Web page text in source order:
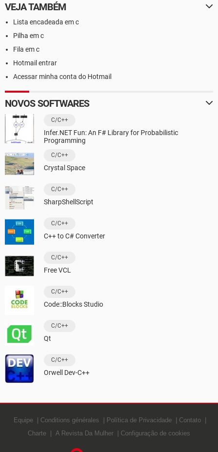
VEJA TAMBÉM
Lista encadeada em c
Pilha em c
Fila em c
Hotmail entrar
Acessar minha conta do Hotmail
NOVOS SOFTWARES
C/C++
Infer.NET Fun: An F# Library for Probabilistic
Programming
C/C++
Crystal Space
C/C++
SharpShellScript
C/C++
C++ to C# Converter
C/C++
Free VCL
C/C++
Code::Blocks Studio
C/C++
Qt
C/C++
Orwell Dev-C++
Equipe Conditions générales Política de Privacidade
Contato
Charte
A Revista Da Mulher Configuração de cookies